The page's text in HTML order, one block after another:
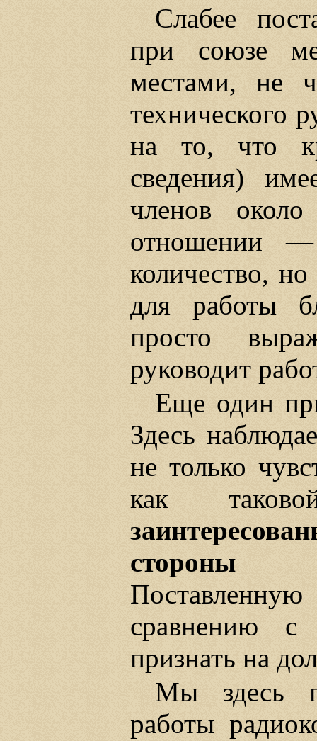
Слабее
при союзе
местами, не
технического
на то, что
сведения)
членов
отношении —
количество,
для работы
просто
руководит
Еще один
Здесь
не только
как
стороны
сравнению с
признать на
Мы здесь
работы